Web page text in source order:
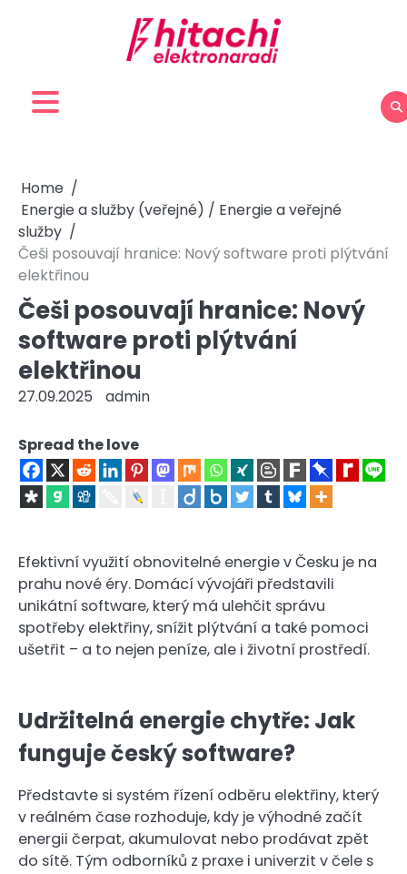
Home
Energie a služby (veřejné) / Energie a veřejné
služby
Češi posouvají hranice: Nový software proti plýtvání
elektřinou
Češi posouvají hranice: Nový
software proti plýtvání
elektřinou
27.09.2025 admin
Spread the love
Efektivní využití obnovitelné energie v Česku je na
prahu nové éry. Domácí vývojáři představili
unikátní software, který má ulehčit správu
spotřeby elektřiny, snížit plýtvání a také pomoci
ušetřit – a to nejen peníze, ale i životní prostředí.
Udržitelná energie chytře: Jak
funguje český software?
Představte si systém řízení odběru elektřiny, který
v reálném čase rozhoduje, kdy je výhodné začít
energii čerpat, akumulovat nebo prodávat zpět
do sítě. Tým odborníků z praxe i univerzit v čele s